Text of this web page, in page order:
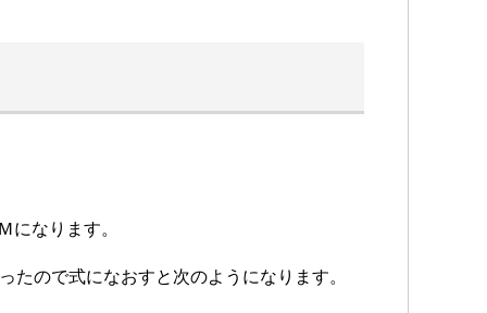
になります。
たので式になおすと次のようになります。